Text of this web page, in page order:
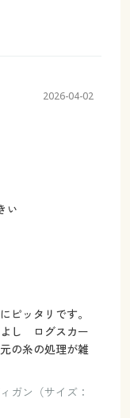
2026-04-02
い
ピッタリです。
よし ログスカー
の糸の処理が雑
ガン（サイズ：